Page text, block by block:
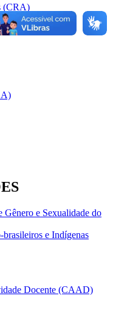
(CRA)
e Sexualidade do
e Indígenas
Docente (CAAD)